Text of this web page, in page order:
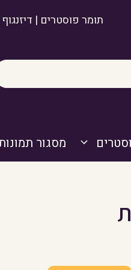
תומר פוסטרים | דיזנגוף
מסגור